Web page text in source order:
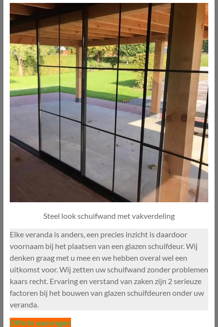
Steel look schuifwand met vakverdeling
Elke veranda is anders, een precies inzicht is daardoor
voornaam bij het plaatsen van een glazen schuifdeur. Wij
denken graag met u mee en we hebben overal wel een
uitkomst voor. Wij zetten uw schuifwand zonder problemen
kaars recht. Ervaring en verstand van zaken zijn 2 serieuze
factoren bij het bouwen van glazen schuifdeuren onder uw
veranda.
Offerte aanvragen